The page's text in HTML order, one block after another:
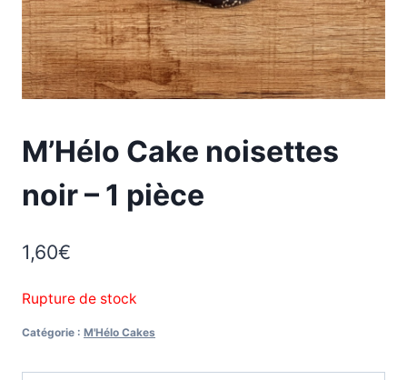
M’Hélo Cake noisettes
noir – 1 pièce
1,60€
Rupture de stock
Catégorie : M'Hélo Cakes